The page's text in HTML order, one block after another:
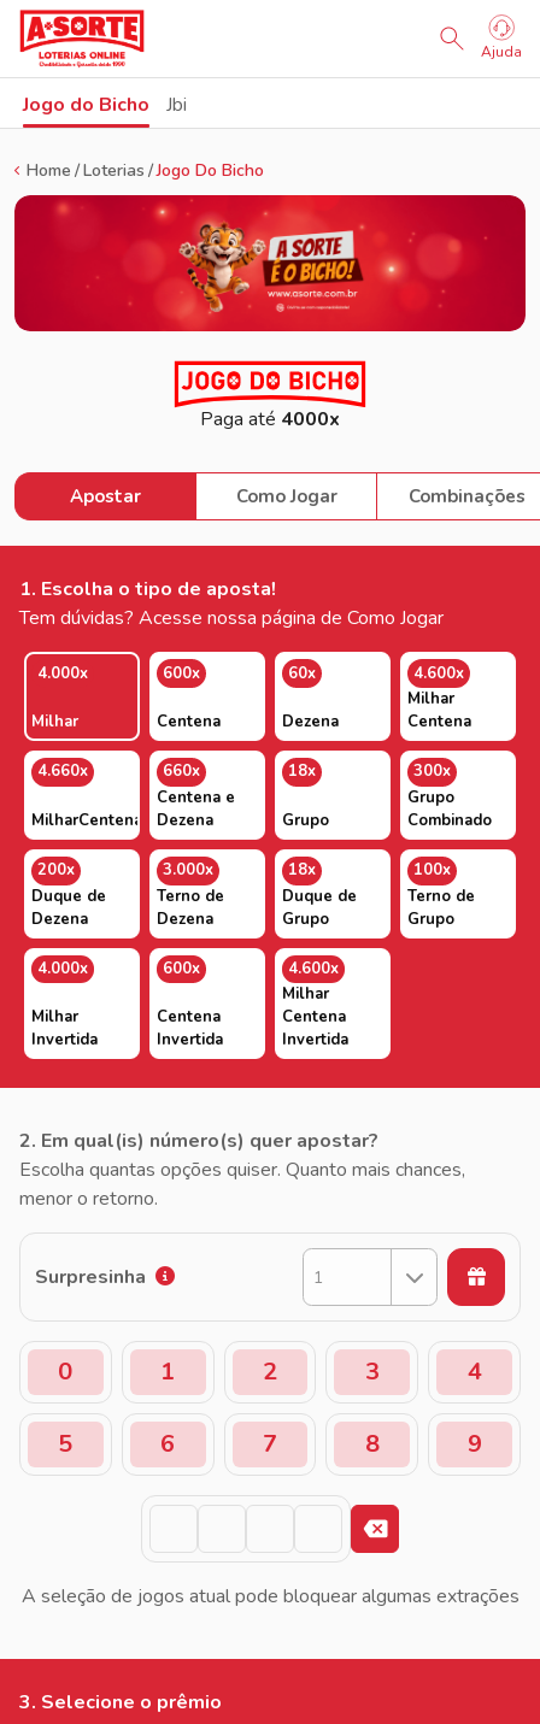
Ajuda
Jogo do Bicho Jbi
Home Loterias Jogo Do Bicho
Paga até 4000x
Apostar Como Jogar Combinações
1. Escolha o tipo de aposta!
Tem dúvidas? Acesse nossa página de Como Jogar
4.000x
Milhar
600x
Centena
60x
Dezena
4.600x
Milhar
Centena
4.660x
MilharCentenaDezena
660x
Centena e
Dezena
18x
Grupo
300x
Grupo
Combinado
200x
Duque de
Dezena
3.000x
Terno de
Dezena
18x
Duque de
Grupo
100x
Terno de
Grupo
4.000x
Milhar
Invertida
600x
Centena
Invertida
4.600x
Milhar
Centena
Invertida
2. Em qual(is) número(s) quer apostar?
Escolha quantas opções quiser. Quanto mais chances,
menor o retorno.
Surpresinha 1
0 1 2 3 4
5 6 7 8 9
A seleção de jogos atual pode bloquear algumas extrações
3. Selecione o prêmio